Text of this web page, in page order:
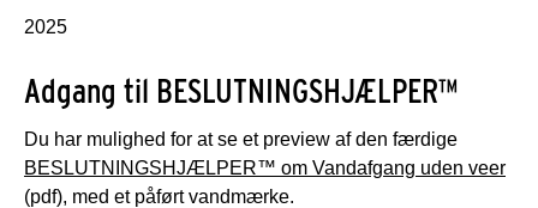
2025
Adgang til BESLUTNINGSHJÆLPER™
Du har mulighed for at se et preview af den færdige
BESLUTNINGSHJÆLPER™ om Vandafgang uden veer
(pdf), med et påført vandmærke.